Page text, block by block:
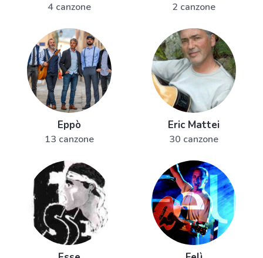
4 canzone 2 canzone
Eppò
13 canzone
Eric Mattei
30 canzone